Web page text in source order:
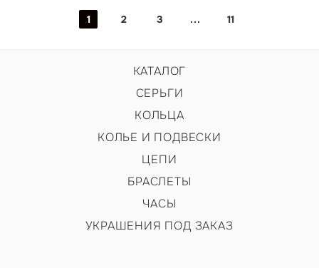
1 2 3 11
КАТАЛОГ
СЕРЬГИ
КОЛЬЦА
КОЛЬЕ И ПОДВЕСКИ
ЦЕПИ
БРАСЛЕТЫ
ЧАСЫ
УКРАШЕНИЯ ПОД ЗАКАЗ